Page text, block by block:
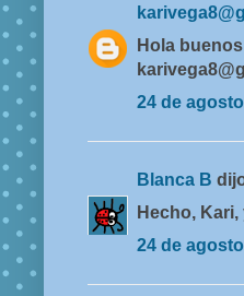
Hola
24 de
Blanca B
Hecho,
24 de